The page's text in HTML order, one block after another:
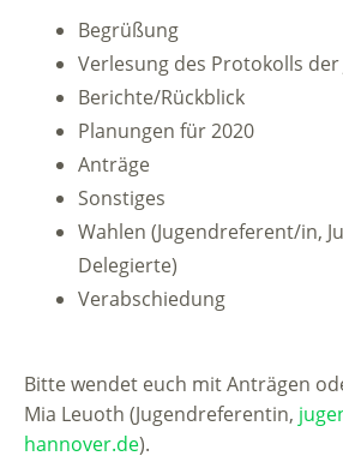
Begrüßung
Verlesung des Protokolls der
Berichte/Rückblick
Planungen für 2020
Anträge
Sonstiges
Wahlen (Jugendreferent/in,
Delegierte)
Verabschiedung
Bitte wendet euch mit Anträgen
Mia Leuoth (Jugendreferentin,
hannover.de).